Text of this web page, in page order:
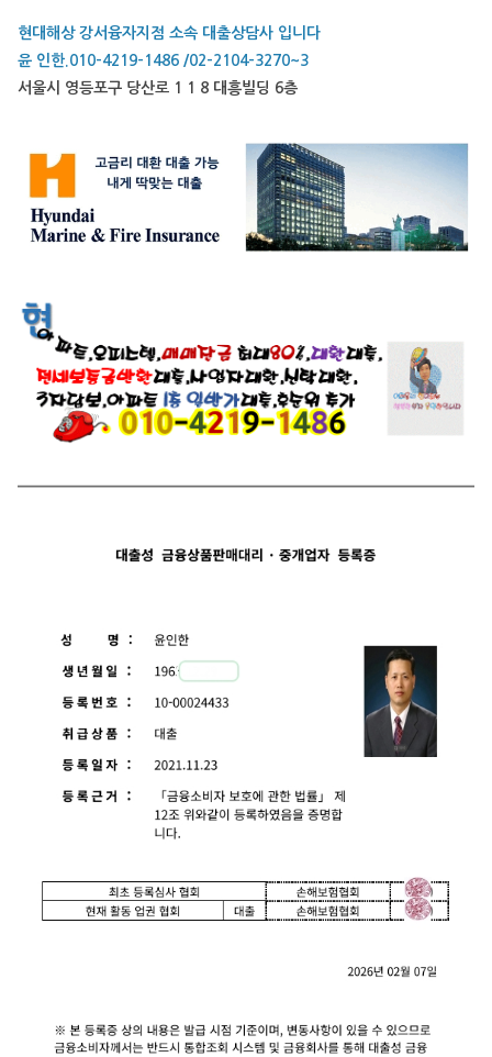
현대해상 강서융자지점 소속 대출상담사 입니다
윤 인한.010-4219-1486 /02-2104-3270~3
서울시 영등포구 당산로 1 1 8 대흥빌딩 6층